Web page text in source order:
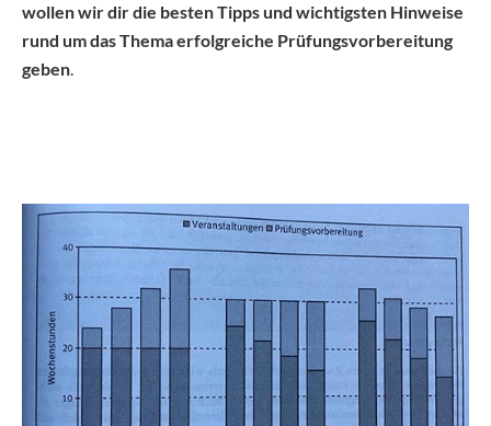
wollen wir dir die besten Tipps und wichtigsten Hinweise
rund um das Thema erfolgreiche Prüfungsvorbereitung
geben.